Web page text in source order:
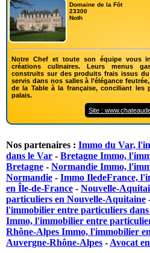
Domaine de la Fôt
23300
Noth
Notre Chef et toute son équipe vous
créations culinaires. Leurs menus
construits sur des produits frais issus
servis dans nos salles à l’élégance
de la Table à la française, conciliant les
palais.
Site :
Nos partenaires : Immo du Var,
dans le Var - Bretagne Immo,
Bretagne - Normandie Immo,
Normandie - Immo IledeFrance,
en Île-de-France - Nouvelle-
particuliers en Nouvelle-Aquitaine
l'immobilier entre particuliers
Immo, l'immobilier entre
Rhône-Alpes Immo, l'immobilier
Auvergne-Rhône-Alpes - Avocat